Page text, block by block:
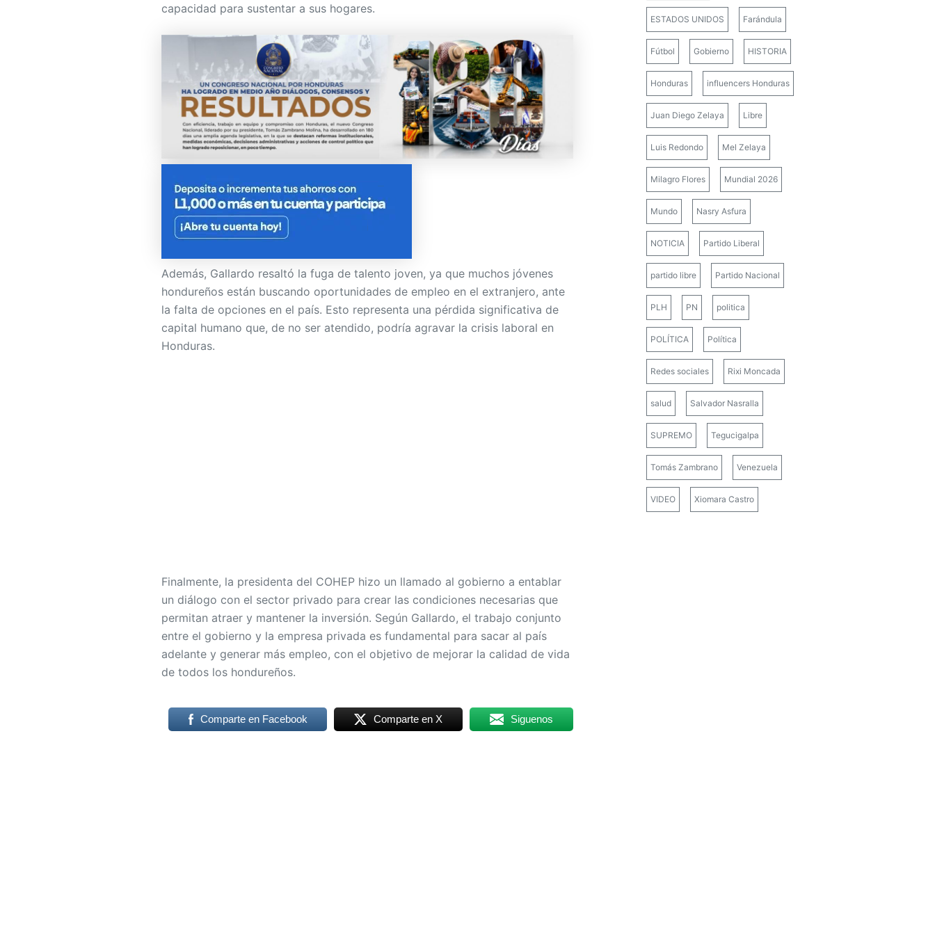
capacidad para sustentar a sus hogares.
Además, Gallardo resaltó la fuga de talento joven, ya que muchos jóvenes
hondureños están buscando oportunidades de empleo en el extranjero, ante
la falta de opciones en el país. Esto representa una pérdida significativa de
capital humano que, de no ser atendido, podría agravar la crisis laboral en
Honduras.
Finalmente, la presidenta del COHEP hizo un llamado al gobierno a entablar
un diálogo con el sector privado para crear las condiciones necesarias que
permitan atraer y mantener la inversión. Según Gallardo, el trabajo conjunto
entre el gobierno y la empresa privada es fundamental para sacar al país
adelante y generar más empleo, con el objetivo de mejorar la calidad de vida
de todos los hondureños.
Comparte en Facebook Comparte en X Siguenos
ESTADOS UNIDOS Farándula
Fútbol Gobierno HISTORIA
Honduras influencers Honduras
Juan Diego Zelaya Libre
Luis Redondo Mel Zelaya
Milagro Flores Mundial 2026
Mundo Nasry Asfura
NOTICIA Partido Liberal
partido libre Partido Nacional
PLH PN politica
POLÍTICA Política
Redes sociales Rixi Moncada
salud Salvador Nasralla
SUPREMO Tegucigalpa
Tomás Zambrano Venezuela
VIDEO Xiomara Castro